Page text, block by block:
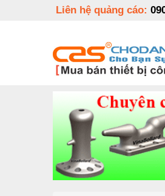
Liên hệ quảng cáo: